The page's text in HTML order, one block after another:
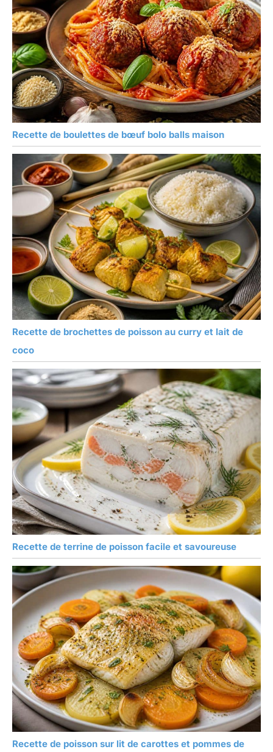
Recette de boulettes de bœuf bolo balls maison
Recette de brochettes de poisson au curry et lait de
coco
Recette de terrine de poisson facile et savoureuse
Recette de poisson sur lit de carottes et pommes de